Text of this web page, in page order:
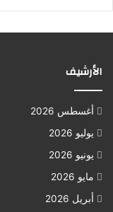
الأرشيف
أغسطس 2026
يوليو 2026
يونيو 2026
مايو 2026
أبريل 2026